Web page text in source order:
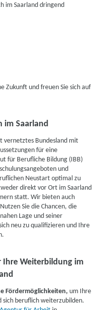
wo Sie es brauchen. Sie
stattfinden, sind auch
% gefördert werden.
der grafischen Gestaltung
im Saarland dringend
Zukunft und freuen Sie sich auf
im Saarland
vernetztes Bundesland mit
für eine
für Berufliche Bildung (IBB)
und
Neustart optimal zu
direkt vor Ort im Saarland
statt. Wir bieten auch
Sie die Chancen, die
Lage und seiner
neu zu qualifizieren und Ihre
Weiterbildung im
Fördermöglichkeiten, um Ihre
sich beruflich weiterzubilden.